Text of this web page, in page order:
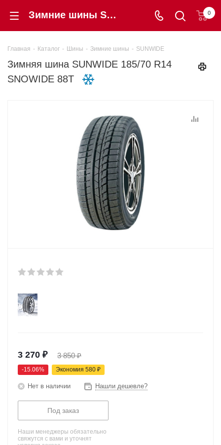
Зимние шины SUNWIDE 185/70 R14 SNOWIDE 88T купить в интернет-магазине Шинторг 0
Главная - Каталог - Шины - Зимние шины - SUNWIDE
Зимняя шина SUNWIDE 185/70 R14
SNOWIDE 88T
3 270 ₽ 3 850₽
-15.06% Экономия 580 ₽
Нет в наличии Нашли дешевле?
Под заказ
Наши менеджеры обязательно
свяжутся с вами и уточнят